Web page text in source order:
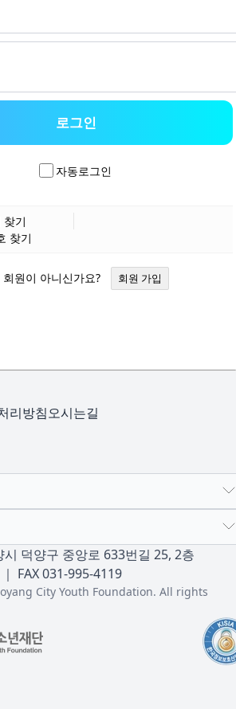
자동로그인
찾기
찾기
회원이 아니신가요? 회원 가입
덕양구 중앙로 633번길 25, 2층
FAX 031-995-4119
City Youth Foundation. All rights
리방침오시는길